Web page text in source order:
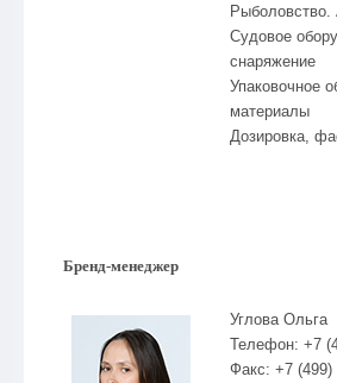
Рыболовство.
Судовое
снаряжение
Упаковочное
материалы
Дозировка,
Бренд-менеджер
Углова Ольга
Телефон: +7
Факс: +7 (499)